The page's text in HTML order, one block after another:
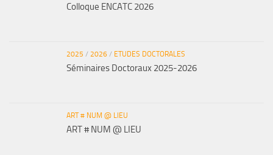
Colloque ENCATC 2026
2025 / 2026 / ETUDES DOCTORALES
Séminaires Doctoraux 2025-2026
ART # NUM @ LIEU
ART # NUM @ LIEU